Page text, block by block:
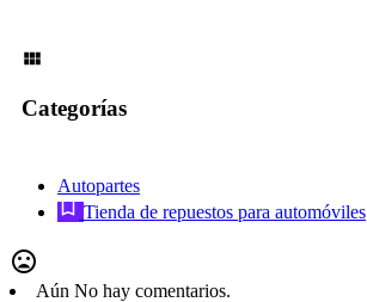
Categorías
Autopartes
Tienda de repuestos para automóviles
Aún No hay comentarios.